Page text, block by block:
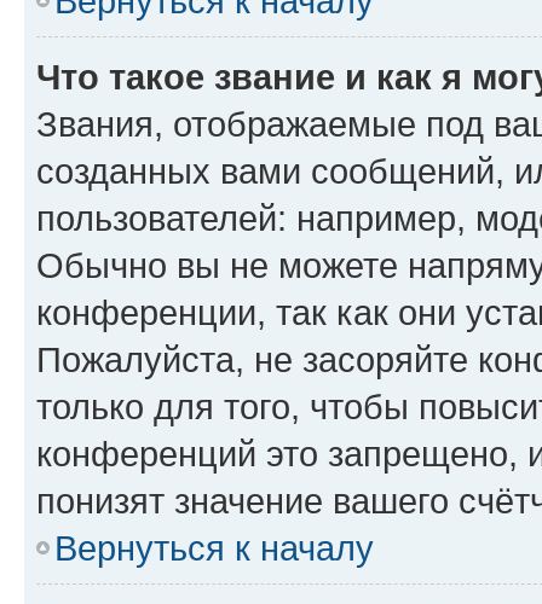
Что такое звание и как я
Звания, отображаемые под
созданных вами сообщений,
пользователей: например,
Обычно вы не можете
конференции, так как они
Пожалуйста, не засоряйте
только для того, чтобы
конференций это запрещено,
понизят значение вашего
Вернуться к началу